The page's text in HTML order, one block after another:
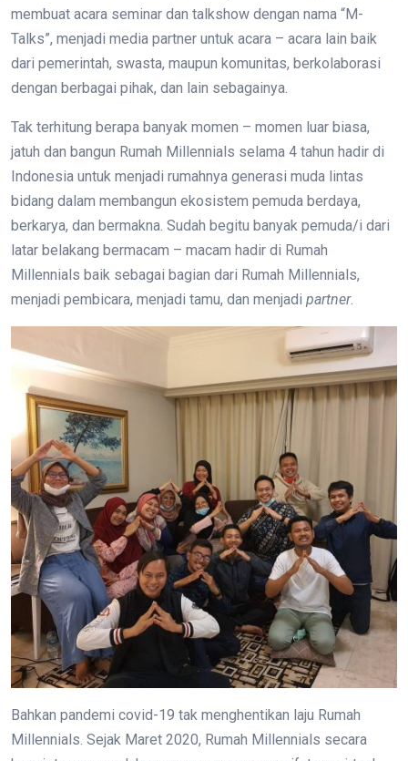
membuat acara seminar dan talkshow dengan nama “M-
Talks”, menjadi media partner untuk acara – acara lain baik
dari pemerintah, swasta, maupun komunitas, berkolaborasi
dengan berbagai pihak, dan lain sebagainya.
Tak terhitung berapa banyak momen – momen luar biasa,
jatuh dan bangun Rumah Millennials selama 4 tahun hadir di
Indonesia untuk menjadi rumahnya generasi muda lintas
bidang dalam membangun ekosistem pemuda berdaya,
berkarya, dan bermakna. Sudah begitu banyak pemuda/i dari
latar belakang bermacam – macam hadir di Rumah
Millennials baik sebagai bagian dari Rumah Millennials,
menjadi pembicara, menjadi tamu, dan menjadi partner.
Bahkan pandemi covid-19 tak menghentikan laju Rumah
Millennials. Sejak Maret 2020, Rumah Millennials secara